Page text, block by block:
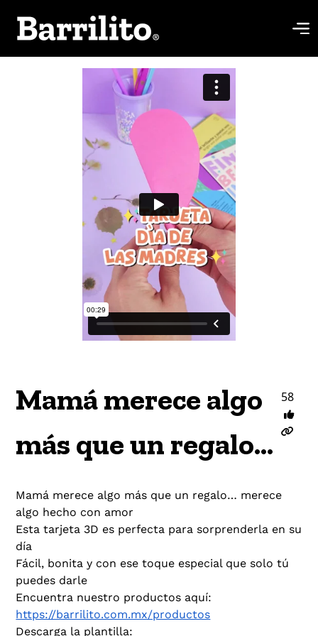
Mamá merece algo
más que un regalo…
58
Mamá merece algo más que un regalo… merece
algo hecho con amor
Esta tarjeta 3D es perfecta para sorprenderla en su
día
Fácil, bonita y con ese toque especial que solo tú
puedes darle
Encuentra nuestro productos aquí:
https://barrilito.com.mx/productos
Descarga la plantilla: